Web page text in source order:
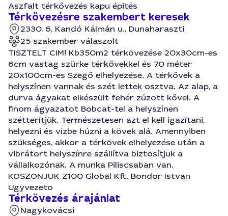
Aszfalt térkővezés kapu épités
Térkövezésre szakembert keresek
2330, 6, Kandó Kálmán u., Dunaharaszti
25 szakember válaszolt
TISZTELT CIM! Kb350m2 térkövezése 20x30cm-es
6cm vastag szürke térkővekkel és 70 méter
20x100cm-es Szegő elhelyezése. A térkővek a
helyszínen vannak és szét lettek osztva. Az alap, a
durva ágyakat elkészült fehér zúzott kővel. A
finom ágyazatot Bobcat-tel a helyszínen
szétterítjük. Természetesen azt el kell igazítani,
helyezni és vízbe húzni a kövek alá. Amennyiben
szükséges, akkor a térkövek elhelyezése után a
vibrátort helyszínre szállítva biztosítjuk a
vállalkozónak. A munka Piliscsaban van.
KOSZONJUK Z100 Global Kft. Bondor Istvan
Ugyvezeto
Térkövezés árajánlat
Nagykovácsi